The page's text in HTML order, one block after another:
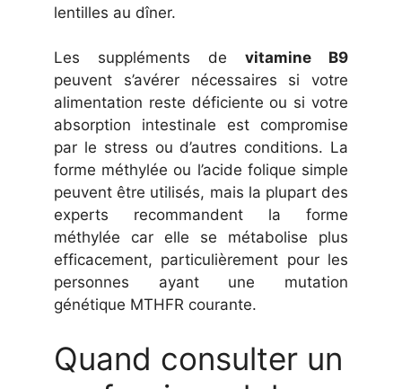
lentilles au dîner.
Les suppléments de vitamine B9
peuvent s’avérer nécessaires si votre
alimentation reste déficiente ou si votre
absorption intestinale est compromise
par le stress ou d’autres conditions. La
forme méthylée ou l’acide folique simple
peuvent être utilisés, mais la plupart des
experts recommandent la forme
méthylée car elle se métabolise plus
efficacement, particulièrement pour les
personnes ayant une mutation
génétique MTHFR courante.
Quand consulter un